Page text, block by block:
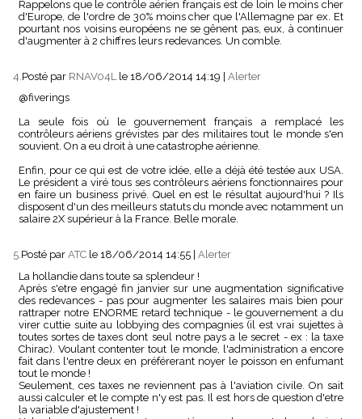
Rappelons que le contrôle aérien français est de loin le moins cher
d'Europe, de l'ordre de 30% moins cher que l'Allemagne par ex. Et
pourtant nos voisins européens ne se gênent pas, eux, à continuer
d'augmenter à 2 chiffres leurs redevances. Un comble.
4. Posté par RNAV04L le 18/06/2014 14:19 | Alerter
@fiverings
La seule fois où le gouvernement français a remplacé les
contrôleurs aériens grévistes par des militaires tout le monde s'en
souvient. On a eu droit à une catastrophe aérienne.
Enfin, pour ce qui est de votre idée, elle a déjà été testée aux USA.
Le président a viré tous ses contrôleurs aériens fonctionnaires pour
en faire un business privé. Quel en est le résultat aujourd'hui ? Ils
disposent d'un des meilleurs statuts du monde avec notamment un
salaire 2X supérieur à la France. Belle morale.
5. Posté par ATC le 18/06/2014 14:55 Alerter
La hollandie dans toute sa splendeur !
Après s'etre engagé fin janvier sur une augmentation significative
des redevances - pas pour augmenter les salaires mais bien pour
rattraper notre ENORME retard technique - le gouvernement a du
virer cuttie suite au lobbying des compagnies (il est vrai sujettes à
toutes sortes de taxes dont seul notre pays a le secret - ex : la taxe
Chirac). Voulant contenter tout le monde, l'administration a encore
fait dans l'entre deux en préférerant noyer le poisson en enfumant
tout le monde !
Seulement, ces taxes ne reviennent pas à l'aviation civile. On sait
aussi calculer et le compte n'y est pas. Il est hors de question d'etre
la variable d'ajustement !